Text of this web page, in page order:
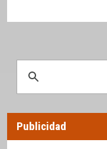
Publicidad